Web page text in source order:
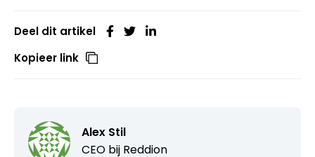
Deel dit artikel
Kopieer link
Alex Stil
CEO bij Reddion